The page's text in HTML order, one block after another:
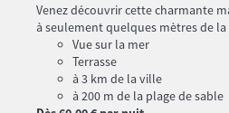
Venez découvrir cette charmante
à seulement quelques mètres de la
Vue sur la mer
Terrasse
à 3 km de la ville
à 200 m de la plage de sable